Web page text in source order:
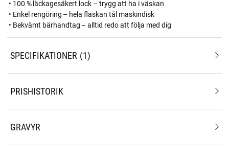
• 100 % läckagesäkert lock – trygg att ha i väskan
• Enkel rengöring – hela flaskan tål maskindisk
• Bekvämt bärhandtag – alltid redo att följa med dig
SPECIFIKATIONER 1
PRISHISTORIK
GRAVYR